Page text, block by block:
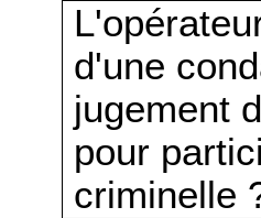
d'une
jugement
pour
criminelle